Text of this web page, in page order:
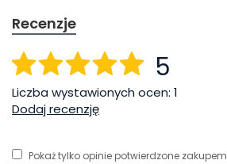
Recenzje
5
Liczba wystawionych ocen: 1
Dodaj recenzję
Pokaż tylko opinie potwierdzone zakupem